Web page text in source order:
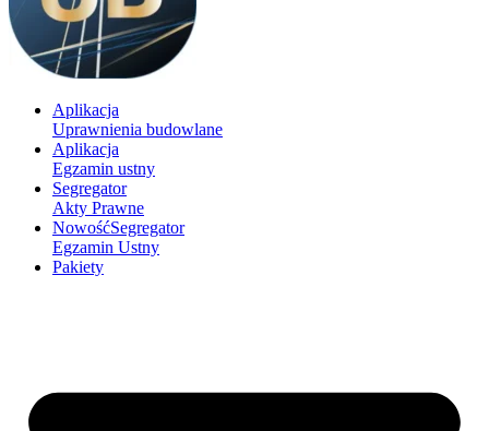
Aplikacja
Uprawnienia budowlane
Aplikacja
Egzamin ustny
Segregator
Akty Prawne
NowośćSegregator
Egzamin Ustny
Pakiety